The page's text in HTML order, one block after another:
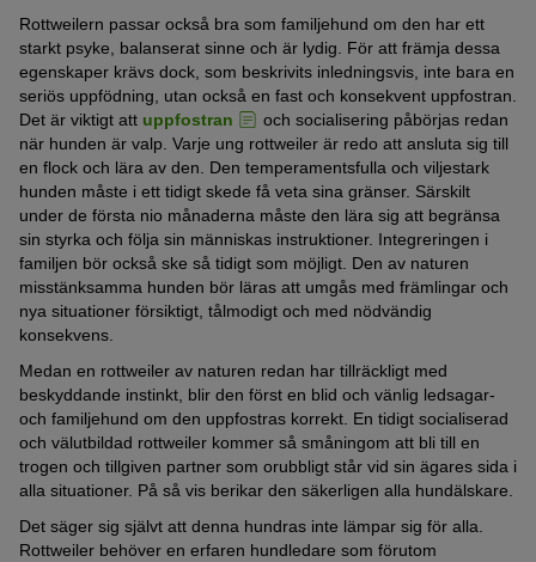
Rottweilern passar också bra som familjehund om den har ett
starkt psyke, balanserat sinne och är lydig. För att främja dessa
egenskaper krävs dock, som beskrivits inledningsvis, inte bara en
seriös uppfödning, utan också en fast och konsekvent uppfostran.
Det är viktigt att uppfostran
och socialisering påbörjas redan
när hunden är valp. Varje ung rottweiler är redo att ansluta sig till
en flock och lära av den. Den temperamentsfulla och viljestark
hunden måste i ett tidigt skede få veta sina gränser. Särskilt
under de första nio månaderna måste den lära sig att begränsa
sin styrka och följa sin människas instruktioner. Integreringen i
familjen bör också ske så tidigt som möjligt. Den av naturen
misstänksamma hunden bör läras att umgås med främlingar och
nya situationer försiktigt, tålmodigt och med nödvändig
konsekvens.
Medan en rottweiler av naturen redan har tillräckligt med
beskyddande instinkt, blir den först en blid och vänlig ledsagar-
och familjehund om den uppfostras korrekt. En tidigt socialiserad
och välutbildad rottweiler kommer så småningom att bli till en
trogen och tillgiven partner som orubbligt står vid sin ägares sida i
alla situationer. På så vis berikar den säkerligen alla hundälskare.
Det säger sig självt att denna hundras inte lämpar sig för alla.
Rottweiler behöver en erfaren hundledare som förutom